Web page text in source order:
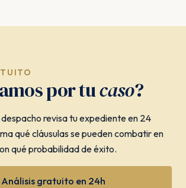
por tucaso?
revisa tu expediente en 24
qué cláusulas se pueden combatir en
qué probabilidad de éxito.
Análisis gratuito en 24h